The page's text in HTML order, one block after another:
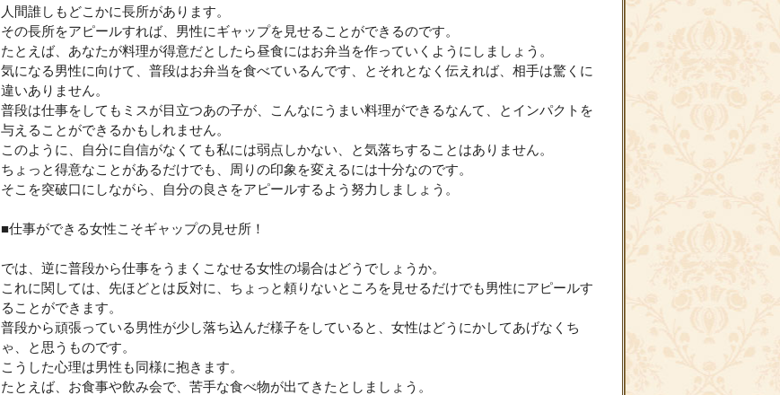
人間誰しもどこかに長所があります。
その長所をアピールすれば、男性にギャップを見せることができるのです。
たとえば、あなたが料理が得意だとしたら昼食にはお弁当を作っていくようにしましょう。
気になる男性に向けて、普段はお弁当を食べているんです、とそれとなく伝えれば、相手は驚くに
違いありません。
普段は仕事をしてもミスが目立つあの子が、こんなにうまい料理ができるなんて、とインパクトを
与えることができるかもしれません。
このように、自分に自信がなくても私には弱点しかない、と気落ちすることはありません。
ちょっと得意なことがあるだけでも、周りの印象を変えるには十分なのです。
そこを突破口にしながら、自分の良さをアピールするよう努力しましょう。
■仕事ができる女性こそギャップの見せ所！
では、逆に普段から仕事をうまくこなせる女性の場合はどうでしょうか。
これに関しては、先ほどとは反対に、ちょっと頼りないところを見せるだけでも男性にアピールす
ることができます。
普段から頑張っている男性が少し落ち込んだ様子をしていると、女性はどうにかしてあげなくち
ゃ、と思うものです。
こうした心理は男性も同様に抱きます。
たとえば、お食事や飲み会で、苦手な食べ物が出てきたとしましょう。